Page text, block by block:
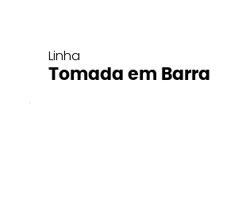
Linha
Tomada em Barra